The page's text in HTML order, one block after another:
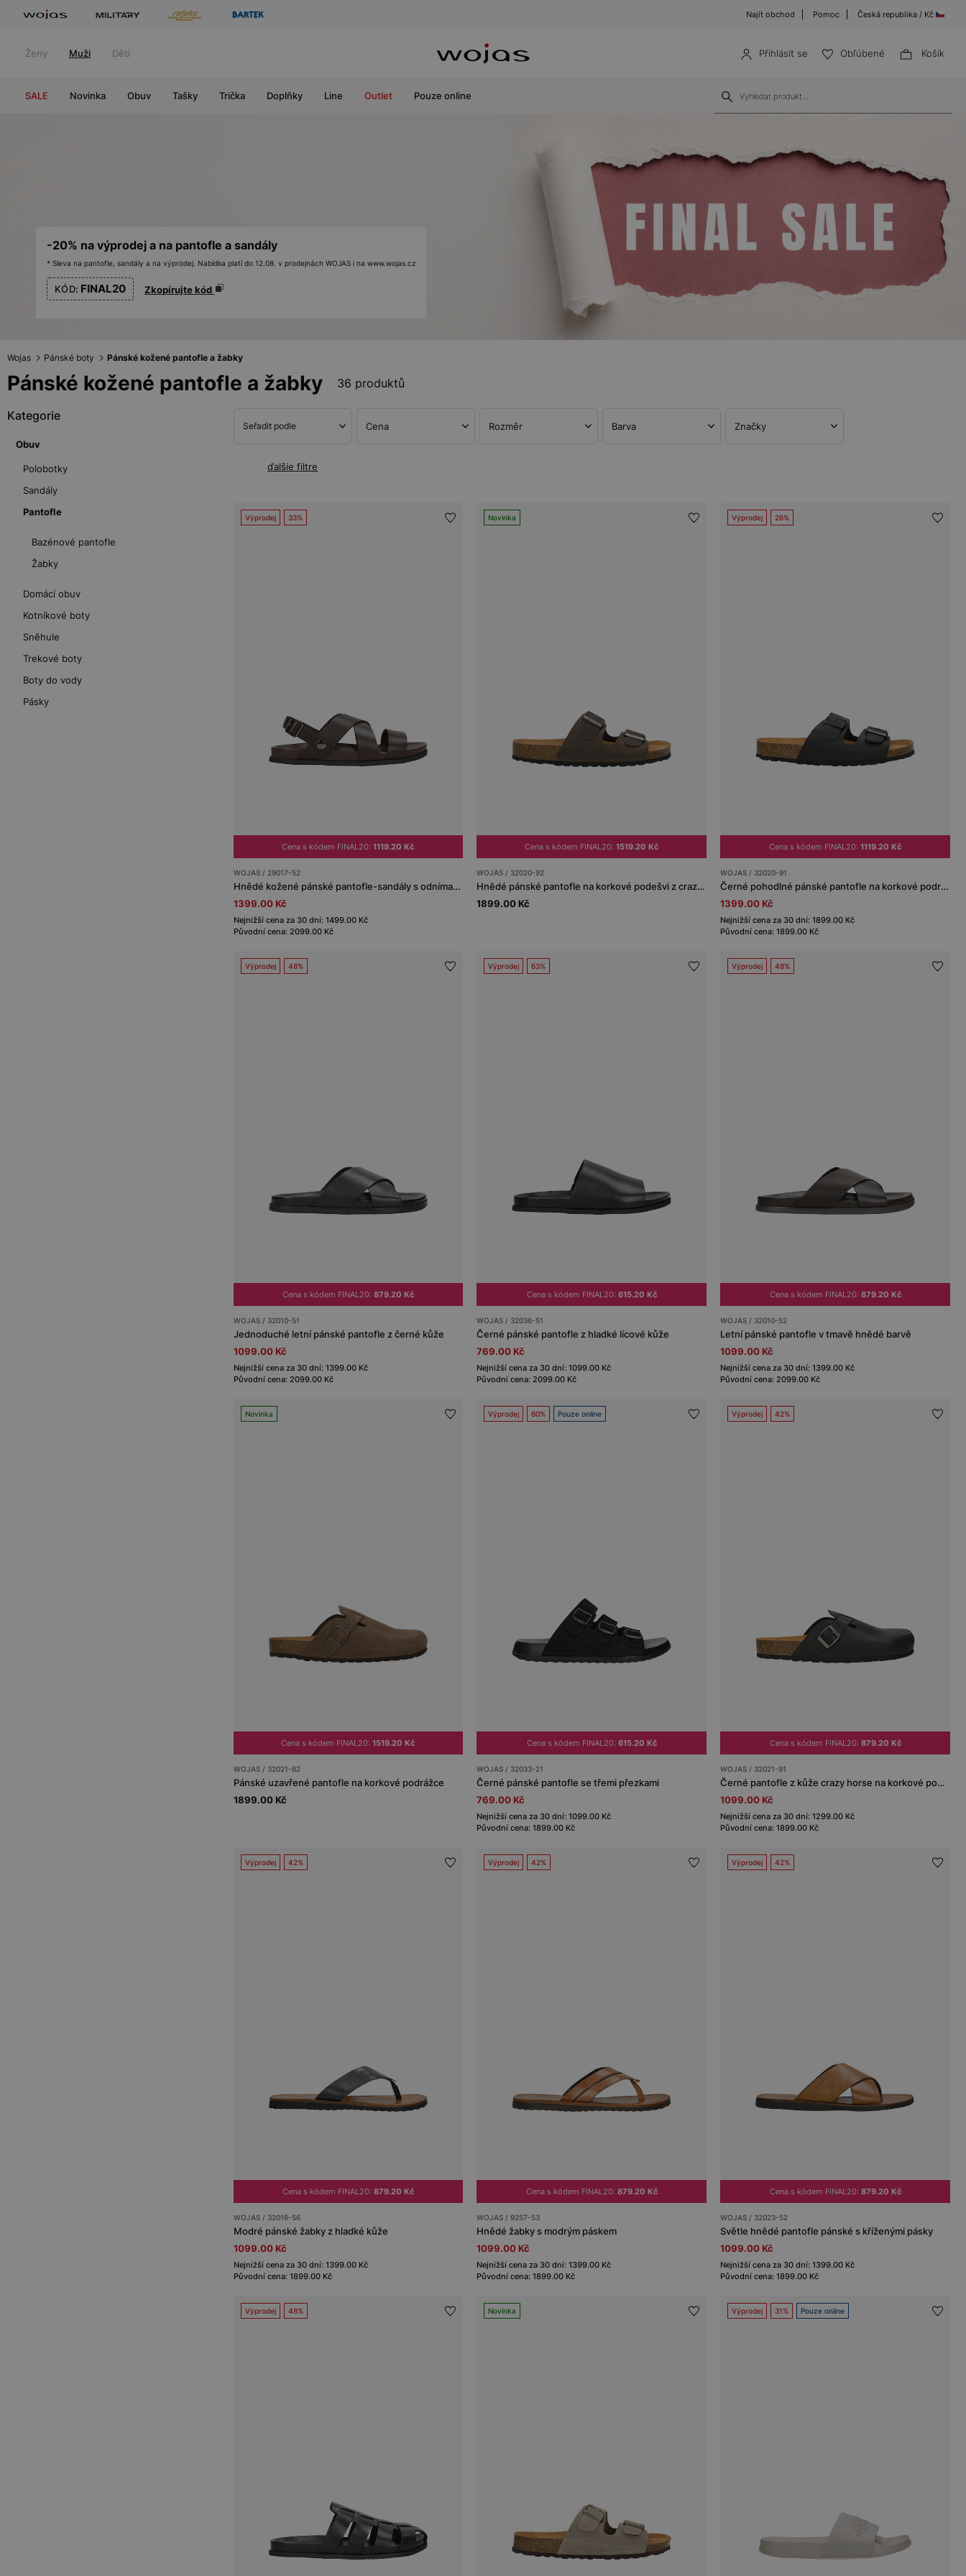
Najít obchod Pomoc Česká republika / Kč
Ženy Muži Děti Přihlásit se Obľúbené Košík
SALE Novinka Obuv Tašky Trička Doplňky Line Outlet Pouze online
-20% na výprodej a na pantofle a sandály
* Sleva na pantofle, sandály a na výprodej. Nabídka platí do 12.08. v prodejnách WOJAS i na www.wojas.cz
KÓD: FINAL20 Zkopírujte kód
Wojas Pánské boty Pánské kožené pantofle a žabky
Pánské kožené pantofle a žabky 36 produktů
Kategorie
Obuv
Polobotky
Sandály
Pantofle
Bazénové pantofle
Žabky
Domácí obuv
Kotníkové boty
Sněhule
Trekové boty
Boty do vody
Pásky
Seřadit podle Cena Rozměr Barva Značky
ďalšie filtre
Výprodej 33%
Cena s kódem FINAL20:1119.20 Kč
WOJAS / 29017-52
Hnědé kožené pánské pantofle-sandály s odnímatelným páskem 2v1
1399.00 Kč
Nejnižší cena za 30 dní: 1499.00 Kč
Původní cena: 2099.00 Kč
Novinka
Cena s kódem FINAL20:1519.20 Kč
WOJAS / 32020-92
Hnědé pánské pantofle na korkové podešvi z crazy horse kůže
1899.00 Kč
Výprodej 26%
Cena s kódem FINAL20:1119.20 Kč
WOJAS / 32020-91
Černé pohodlné pánské pantofle na korkové podrážce
1399.00 Kč
Nejnižší cena za 30 dní: 1899.00 Kč
Původní cena: 1899.00 Kč
Výprodej 48%
Cena s kódem FINAL20: 879.20 Kč
WOJAS / 32010-51
Jednoduché letní pánské pantofle z černé kůže
1099.00 Kč
Nejnižší cena za 30 dní: 1399.00 Kč
Původní cena: 2099.00 Kč
Výprodej 63%
Cena s kódem FINAL20: 615.20 Kč
WOJAS / 32036-51
Černé pánské pantofle z hladké lícové kůže
769.00 Kč
Nejnižší cena za 30 dní: 1099.00 Kč
Původní cena: 2099.00 Kč
Výprodej 48%
Cena s kódem FINAL20: 879.20 Kč
WOJAS / 32010-52
Letní pánské pantofle v tmavě hnědé barvě
1099.00 Kč
Nejnižší cena za 30 dní: 1399.00 Kč
Původní cena: 2099.00 Kč
Novinka
Cena s kódem FINAL20:1519.20 Kč
WOJAS / 32021-62
Pánské uzavřené pantofle na korkové podrážce
1899.00 Kč
Výprodej 60% Pouze online
Cena s kódem FINAL20: 615.20 Kč
WOJAS / 32033-21
Černé pánské pantofle se třemi přezkami
769.00 Kč
Nejnižší cena za 30 dní: 1099.00 Kč
Původní cena: 1899.00 Kč
Výprodej 42%
Cena s kódem FINAL20: 879.20 Kč
WOJAS / 32021-91
Černé pantofle z kůže crazy horse na korkové podrážce
1099.00 Kč
Nejnižší cena za 30 dní: 1299.00 Kč
Původní cena: 1899.00 Kč
Výprodej 42%
Cena s kódem FINAL20: 879.20 Kč
WOJAS / 32016-56
Modré pánské žabky z hladké kůže
1099.00 Kč
Nejnižší cena za 30 dní: 1399.00 Kč
Původní cena: 1899.00 Kč
Výprodej 42%
Cena s kódem FINAL20: 879.20 Kč
WOJAS / 9257-53
Hnědé žabky s modrým páskem
1099.00 Kč
Nejnižší cena za 30 dní: 1399.00 Kč
Původní cena: 1899.00 Kč
Výprodej 42%
Cena s kódem FINAL20: 879.20 Kč
WOJAS / 32023-52
Světle hnědé pantofle pánské s kříženými pásky
1099.00 Kč
Nejnižší cena za 30 dní: 1399.00 Kč
Původní cena: 1899.00 Kč
Výprodej 48% Novinka Výprodej 31% Pouze online